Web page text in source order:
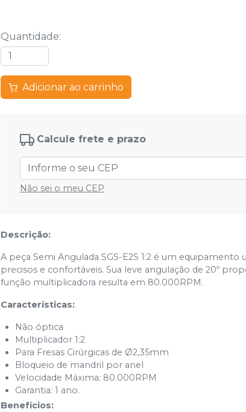
Quantidade:
Adicionar ao carrinho
Calcule frete e prazo
Não sei o meu CEP
Descrição:
A peça Semi Angulada SGS-E2S 1:2 é um
precisos e confortáveis. Sua leve angulação de 20º
função multiplicadora resulta em 80.000RPM.
Características:
Não óptica
Multiplicador 1:2
Para Fresas Cirúrgicas de Ø2,35mm
Bloqueio de mandril por anel
Velocidade Máxima: 80.000RPM
Garantia: 1 ano.
Benefícios: